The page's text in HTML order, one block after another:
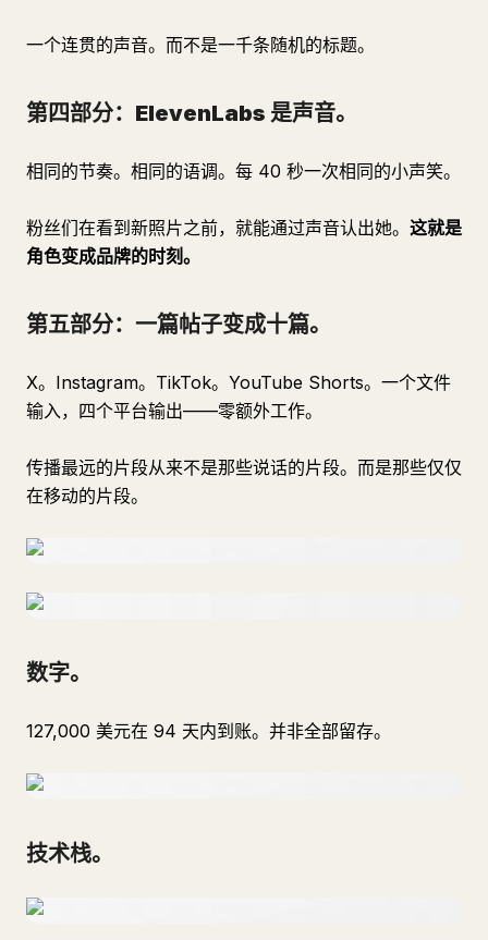
一个连贯的声音。而不是一千条随机的标题。
第四部分：ElevenLabs 是声音。
相同的节奏。相同的语调。每 40 秒一次相同的小声笑。
粉丝们在看到新照片之前，就能通过声音认出她。 这就是
角色变成品牌的时刻。
第五部分：一篇帖子变成十篇。
X。Instagram。TikTok。YouTube Shorts。一个文件
输入，四个平台输出——零额外工作。
传播最远的片段从来不是那些说话的片段。而是那些仅仅
在移动的片段。
数字。
127,000 美元在 94 天内到账。并非全部留存。
技术栈。